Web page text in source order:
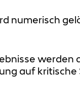
numerisch
auf